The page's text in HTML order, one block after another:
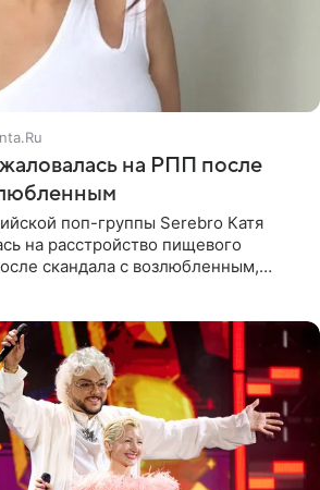
на РПП после
поп-группы Serebro Катя
на расстройство пищевого
скандала с возлюбленным,